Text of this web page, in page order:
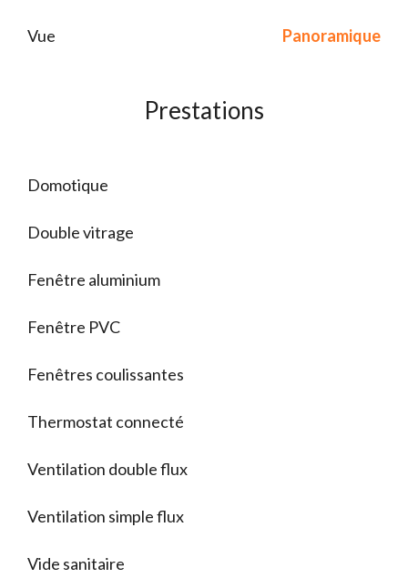
Vue Panoramique
Prestations
Domotique
Double vitrage
Fenêtre aluminium
Fenêtre PVC
Fenêtres coulissantes
Thermostat connecté
Ventilation double flux
Ventilation simple flux
Vide sanitaire